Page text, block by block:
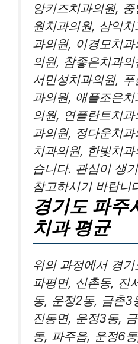
앙키즈치과의원,
원치과의원, 삼익
과의원, 이경모치
의원, 참좋은치과
서민성치과의원,
과의원, 애플조은
의원, 연플란트치
과의원, 정다운치
치과의원, 한빛치
습니다. 관심이 생
참고하시기 바랍니
경기도 파주
치과 평균
위의 과정에서 경
파평면, 신촌동, 진
동, 운정2동, 금촌3
진동면, 운정3동,
동, 파주읍, 운정6